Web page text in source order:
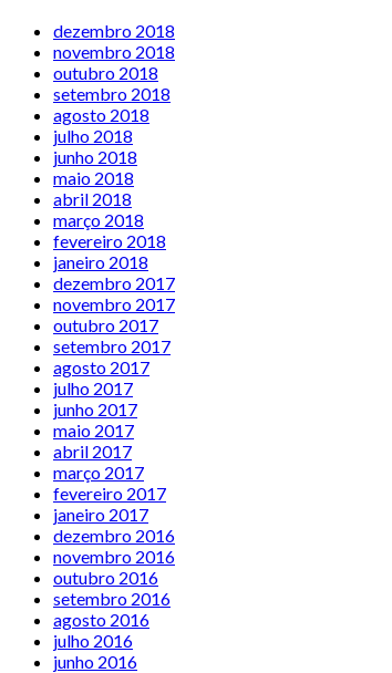
dezembro 2018
novembro 2018
outubro 2018
setembro 2018
agosto 2018
julho 2018
junho 2018
maio 2018
abril 2018
março 2018
fevereiro 2018
janeiro 2018
dezembro 2017
novembro 2017
outubro 2017
setembro 2017
agosto 2017
julho 2017
junho 2017
maio 2017
abril 2017
março 2017
fevereiro 2017
janeiro 2017
dezembro 2016
novembro 2016
outubro 2016
setembro 2016
agosto 2016
julho 2016
junho 2016